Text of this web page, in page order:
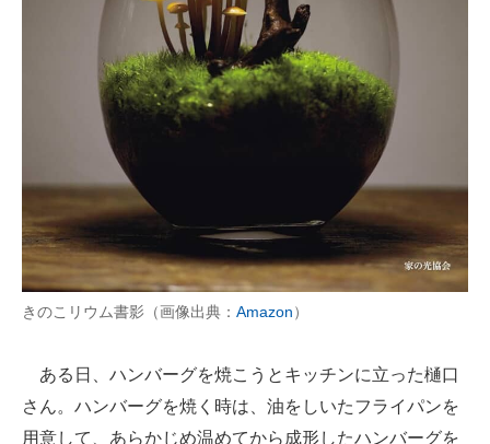
きのこリウム書影（画像出典： Amazon）
ある日、ハンバーグを焼こうとキッチンに立った樋口
さん。ハンバーグを焼く時は、油をしいたフライパンを
用意して、あらかじめ温めてから成形したハンバーグを